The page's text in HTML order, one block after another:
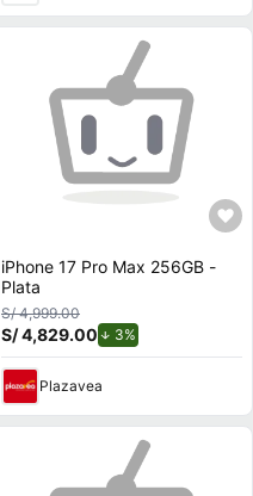
iPhone 17 Pro Max 256GB -
Plata
S/ 4,999.00
S/ 4,829.00 3%
Plazavea